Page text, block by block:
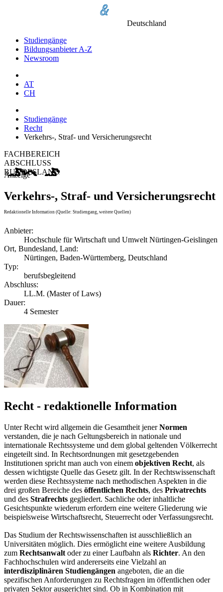
Deutschland
Studiengänge
Bildungsanbieter A-Z
Newsroom
AT
CH
Studiengänge
Recht
Verkehrs-, Straf- und Versicherungsrecht
FACHBEREICH
ABSCHLUSS
BUNDESLAND
Anzeige
Verkehrs-, Straf- und Versicherungsrecht
Redaktionelle Information (Quelle: Studiengang, weitere Quellen)
Anbieter:
Hochschule für Wirtschaft und Umwelt Nürtingen-Geislingen
Ort, Bundesland, Land:
Nürtingen, Baden-Württemberg, Deutschland
Typ:
berufsbegleitend
Abschluss:
LL.M. (Master of Laws)
Dauer:
4 Semester
Recht - redaktionelle Information
Unter Recht wird allgemein die Gesamtheit jenerNormen
verstanden, die je nach Geltungsbereich in nationale und
internationale Rechtssysteme und dem global geltenden Völkerrecht
eingeteilt sind. In Rechtsordnungen mit gesetzgebenden
Institutionen spricht man auch von einem objektiven Recht, als
dessen wichtigste Quelle das Gesetz gilt. In der Rechtswissenschaft
werden diese Rechtssysteme nach methodischen Aspekten in die
drei großen Bereiche des öffentlichen Rechts, des Privatrechts
und des Strafrechts gegliedert. Sachliche oder inhaltliche
Gesichtspunkte wiederum erfordern eine weitere Gliederung wie
beispielsweise Wirtschaftsrecht, Steuerrecht oder Verfassungsrecht.
Das Studium der Rechtswissenschaften ist ausschließlich an
Universitäten möglich. Dies ermöglicht eine weitere Ausbildung
zum Rechtsanwalt oder zu einer Laufbahn als Richter. An den
Fachhochschulen wird andererseits eine Vielzahl an
interdisziplinären Studiengängen angeboten, die an die
spezifischen Anforderungen zu Rechtsfragen im öffentlichen oder
privaten Sektor ausgerichtet sind. Ob in Kombination mit